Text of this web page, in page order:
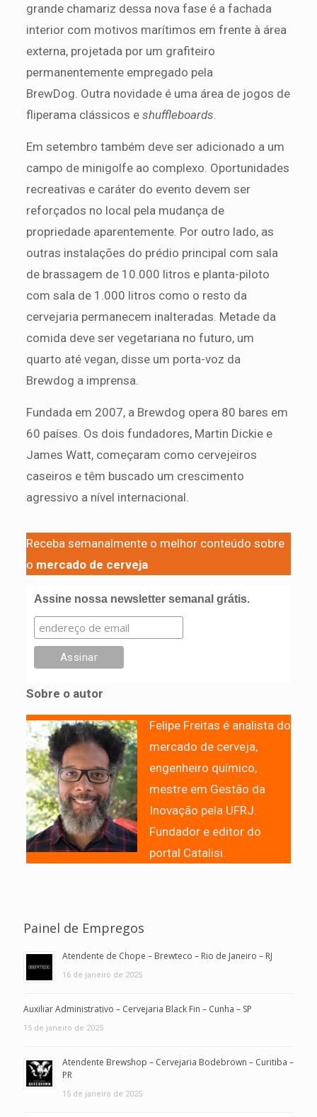
grande chamariz dessa nova fase é a fachada
interior com motivos marítimos em frente à área
externa, projetada por um grafiteiro
permanentemente empregado pela
BrewDog. Outra novidade é uma área de jogos de
fliperama clássicos e shuffleboards
Em setembro também deve ser adicionado a um
campo de minigolfe ao complexo. Oportunidades
recreativas e caráter do evento devem ser
reforçados no local pela mudança de
propriedade aparentemente. Por outro lado, as
outras instalações do prédio principal com sala
de brassagem de 10.000 litros e planta-piloto
com sala de 1.000 litros como o resto da
cervejaria permanecem inalteradas. Metade da
comida deve ser vegetariana no futuro, um
quarto até vegan, disse um porta-voz da
Brewdog a imprensa.
Fundada em 2007, a Brewdog opera 80 bares em
60 países. Os dois fundadores, Martin Dickie e
James Watt, começaram como cervejeiros
caseiros e têm buscado um crescimento
agressivo a nível internacional.
Receba semanalmente o melhor conteúdo sobre
o mercado de cerveja
Assine nossa newsletter semanal grátis.
Sobre o autor
Felipe Freitas é analista do
mercado de cerveja,
engenheiro químico,
mestre em Gestão da
Inovação pela UFRJ.
Fundador e editor do
portal Catalisi.
Painel de Empregos
Atendente de Chope – Brewteco – Rio de Janeiro – RJ
16 de janeiro de 2025
Auxiliar Administrativo – Cervejaria Black Fin – Cunha – SP
15 de janeiro de 2025
Atendente Brewshop – Cervejaria Bodebrown – Curitiba –
PR
15 de janeiro de 2025